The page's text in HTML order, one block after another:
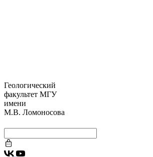
Геологический
факультет МГУ
имени
М.В. Ломоносова